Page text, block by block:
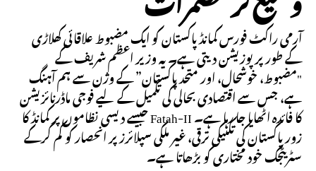
آرمی راکٹ فورس کمانڈ پاکستان کو ایک مضبوط علاقائی کھلاڑی
کے طور پر پوزیشن دیتی ہے۔ یہ وزیر اعظم شریف کے
"مضبوط، خوشحال، اور متحد پاکستان” کے وژن سے ہم آہنگ
ہے، جس سے اقتصادی بحالی کی تکمیل کے لیے فوجی ماڈرنائزیشن
کا فائدہ اٹھایا جا رہا ہے۔ Fatah-II جیسے دیسی نظاموں پر کمانڈ کا
زور پاکستان کی تکنیکی ترقی، غیر ملکی سپلائرز پر انحصار کو کم کرکے
سٹریٹجک خود مختاری کو بڑھاتا ہے۔